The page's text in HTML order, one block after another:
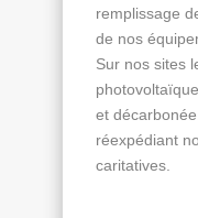
remplissage
de nos
Sur nos sites
et
réexpédiant
caritatives.